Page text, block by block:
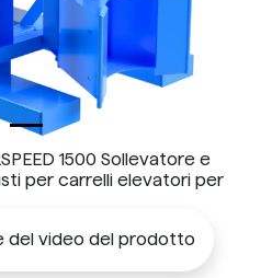
1500 Sollevatore e
per carrelli elevatori per
del video del prodotto